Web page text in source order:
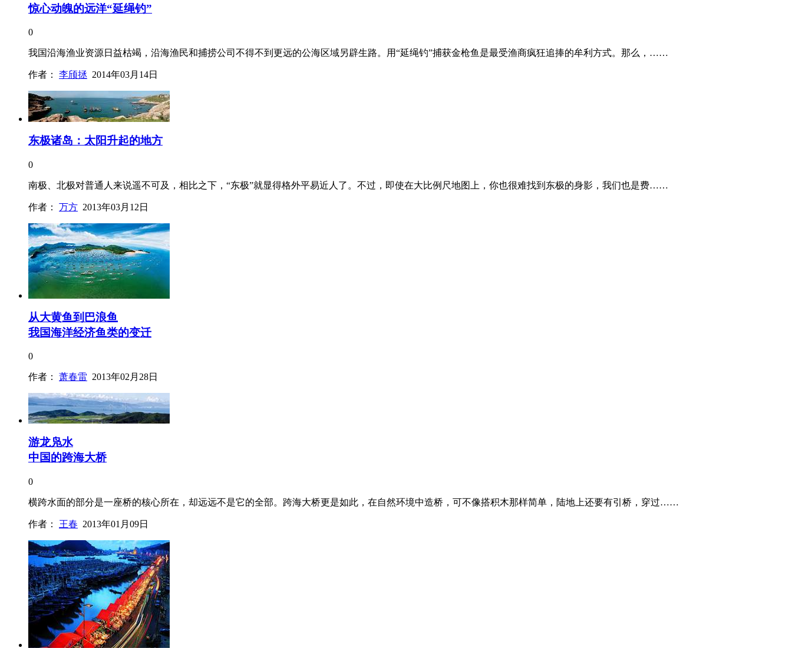
惊心动魄的远洋“延绳钓”
0
我国沿海渔业资源日益枯竭，沿海渔民和捕捞公司不得不到更远的公海区域另辟生路。用“延绳钓”捕获金枪鱼是最受渔商疯狂追捧的牟利方式。那么，……
作者： 李颀拯 2014年03月14日
东极诸岛：太阳升起的地方
0
南极、北极对普通人来说遥不可及，相比之下，“东极”就显得格外平易近人了。不过，即使在大比例尺地图上，你也很难找到东极的身影，我们也是费……
作者： 万方 2013年03月12日
从大黄鱼到巴浪鱼
我国海洋经济鱼类的变迁
0
作者： 萧春雷 2013年02月28日
游龙凫水
中国的跨海大桥
0
横跨水面的部分是一座桥的核心所在，却远远不是它的全部。跨海大桥更是如此，在自然环境中造桥，可不像搭积木那样简单，陆地上还要有引桥，穿过……
作者： 王春 2013年01月09日